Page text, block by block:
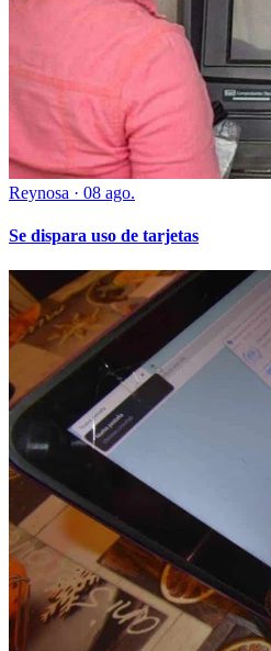
Reynosa · 08 ago.
Se dispara uso de tarjetas